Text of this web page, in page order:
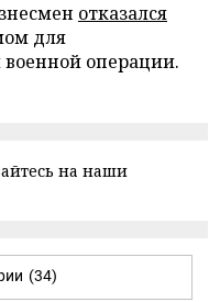
отказался
для
операции.
на наши
(34)